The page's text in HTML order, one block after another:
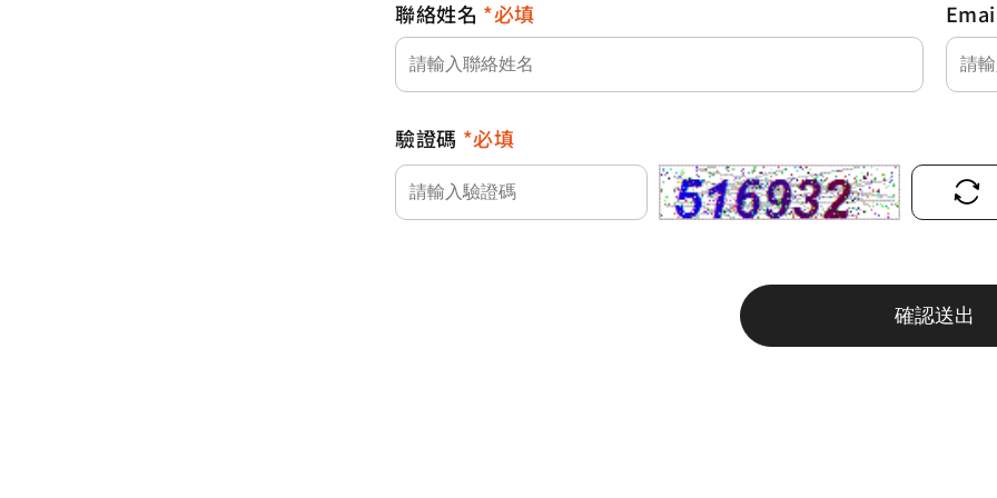
聯絡姓名 必填
驗證碼 必填
確認送出